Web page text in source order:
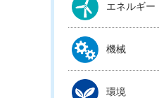
エネルギー
機械
環境